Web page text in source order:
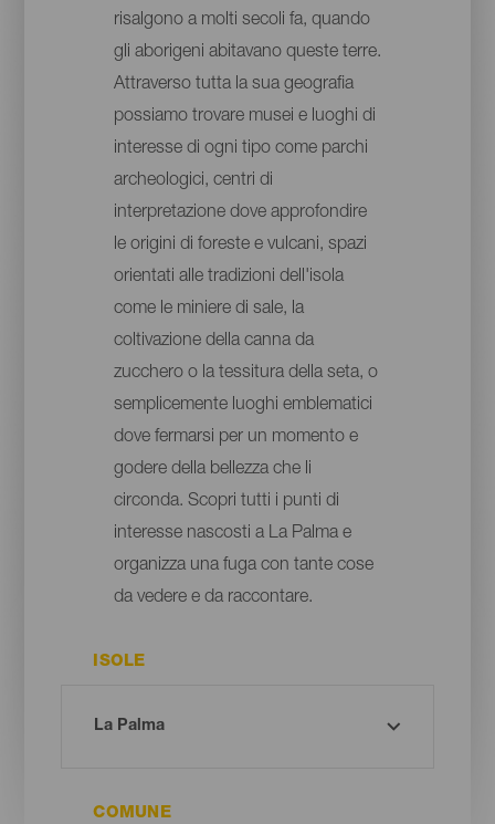
risalgono a molti secoli fa, quando
gli aborigeni abitavano queste terre.
Attraverso tutta la sua geografia
possiamo trovare musei e luoghi di
interesse di ogni tipo come parchi
archeologici, centri di
interpretazione dove approfondire
le origini di foreste e vulcani, spazi
orientati alle tradizioni dell'isola
come le miniere di sale, la
coltivazione della canna da
zucchero o la tessitura della seta, o
semplicemente luoghi emblematici
dove fermarsi per un momento e
godere della bellezza che li
circonda. Scopri tutti i punti di
interesse nascosti a La Palma e
organizza una fuga con tante cose
da vedere e da raccontare.
ISOLE
COMUNE